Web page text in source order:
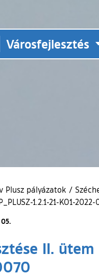
Városfejlesztés
Plusz pályázatok /
1.2.1-21-KO1-
II. ütem